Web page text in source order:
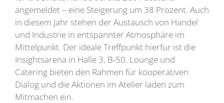
angemeldet – eine Steigerung um 38 Prozent. Auch
in diesem Jahr stehen der Austausch von Handel
und Industrie in entspannter Atmosphäre im
Mittelpunkt. Der ideale Treffpunkt hierfür ist die
Insightsarena in Halle 3, B-50. Lounge und
Catering bieten den Rahmen für kooperativen
Dialog und die Aktionen im Atelier laden zum
Mitmachen ein.